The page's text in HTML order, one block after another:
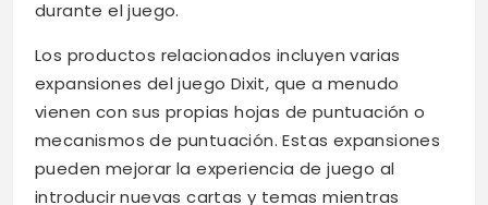
durante el juego.
Los productos relacionados incluyen varias
expansiones del juego Dixit, que a menudo
vienen con sus propias hojas de puntuación o
mecanismos de puntuación. Estas expansiones
pueden mejorar la experiencia de juego al
introducir nuevas cartas y temas mientras